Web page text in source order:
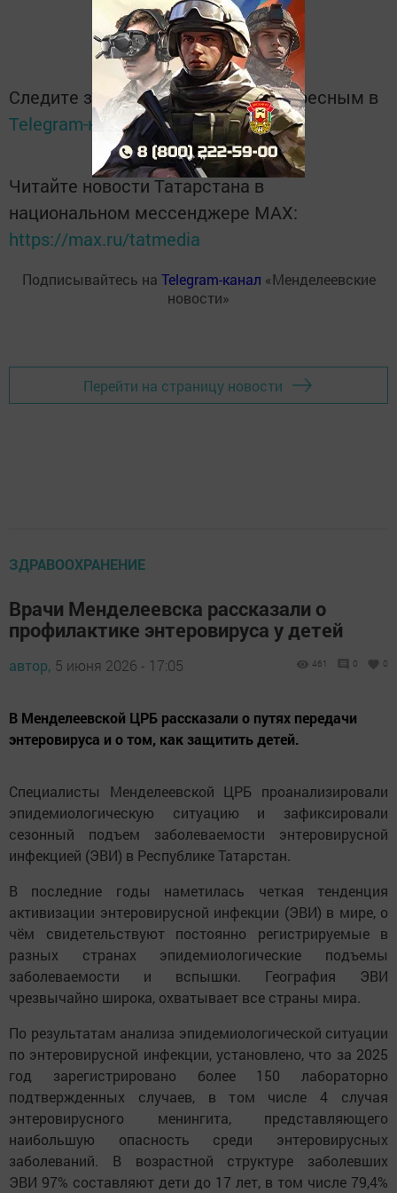
Следите за самым важным и интересным в
Telegram-каналеТатмедиа
Читайте новости Татарстана в
национальном мессенджере MАХ:
https://max.ru/tatmedia
Подписывайтесь на Telegram-канал «Менделеевские
новости»
Перейти на страницу новости
ЗДРАВООХРАНЕНИЕ
Врачи Менделеевска рассказали о
профилактике энтеровируса у детей
автор, 5 июня 2026 - 17:05 461 0 0
В Менделеевской ЦРБ рассказали о путях передачи
энтеровируса и о том, как защитить детей.
Специалисты Менделеевской ЦРБ проанализировали
эпидемиологическую ситуацию и зафиксировали
сезонный подъем заболеваемости энтеровирусной
инфекцией (ЭВИ) в Республике Татарстан.
В последние годы наметилась четкая тенденция
активизации энтеровирусной инфекции (ЭВИ) в мире, о
чём свидетельствуют постоянно регистрируемые в
разных странах эпидемиологические подъемы
заболеваемости и вспышки. География ЭВИ
чрезвычайно широка, охватывает все страны мира.
По результатам анализа эпидемиологической ситуации
по энтеровирусной инфекции, установлено, что за 2025
год зарегистрировано более 150 лабораторно
подтвержденных случаев, в том числе 4 случая
энтеровирусного менингита, представляющего
наибольшую опасность среди энтеровирусных
заболеваний. В возрастной структуре заболевших
ЭВИ 97% составляют дети до 17 лет, в том числе 79,4%